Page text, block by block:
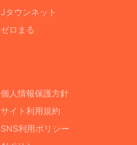
Jタウンネット
ゼロまる
個人情報保護方針
サイト利用規約
SNS利用ポリシー